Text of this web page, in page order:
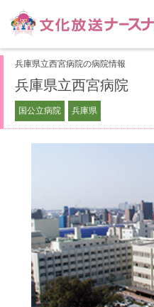
兵庫県立西宮病院の病院情報
兵庫県立西宮病院
国公立病院 兵庫県